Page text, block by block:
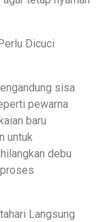
Dicuci
sisa
pewarna
baru
untuk
debu
Langsung